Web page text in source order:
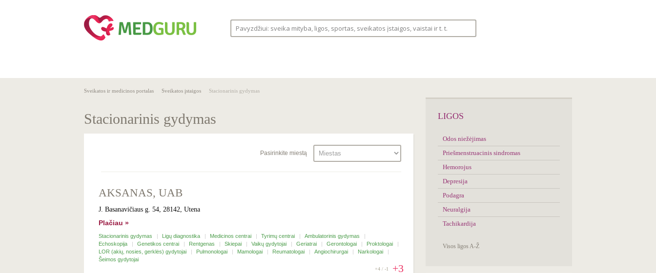
Sveikatos ir medicinos portalas Sveikatos įstaigos Stacionarinis gydymas
Stacionarinis gydymas
Pasirinkite miestą
AKSANAS, UAB
J. Basanavičiaus g. 54, 28142, Utena
Plačiau »
Stacionarinis gydymas Ligų diagnostika Medicinos centrai Tyrimų centrai
Ambulatorinis gydymas
Echoskopija
Genetikos centrai Rentgenas Skiepai Vaikų gydytojai Geriatrai Gerontologai
Proktologai
LOR (akių, nosies, gerklės) gydytojai
Pulmonologai Mamologai Reumatologai Angiochirurgai
Narkologai
Šeimos gydytojai
+4 / -1 +3
LIGOS
Odos niežėjimas
Priešmenstruacinis sindromas
Hemorojus
Depresija
Podagra
Neuralgija
Tachikardija
Visos ligos A-Ž